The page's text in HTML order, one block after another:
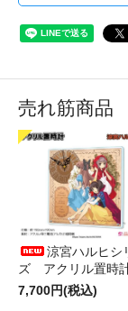
売れ筋商品
涼宮ハルヒシ
ズ アクリル置時
7,700円(税込)